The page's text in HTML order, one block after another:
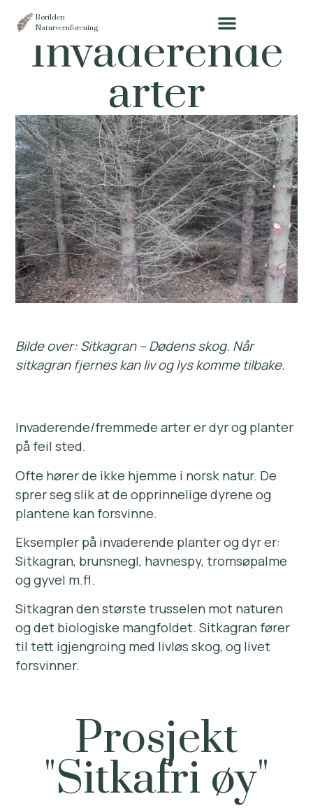
Børilden
Naturvernforening
Invaderende
arter
Bilde over: Sitkagran – Dødens skog. Når
sitkagran fjernes kan liv og lys komme tilbake.
Invaderende/fremmede arter er dyr og planter
på feil sted.
Ofte hører de ikke hjemme i norsk natur. De
sprer seg slik at de opprinnelige dyrene og
plantene kan forsvinne.
Eksempler på invaderende planter og dyr er:
Sitkagran, brunsnegl, havnespy, tromsøpalme
og gyvel m.fl.
Sitkagran den største trusselen mot naturen
og det biologiske mangfoldet. Sitkagran fører
til tett igjengroing med livløs skog, og livet
forsvinner.
Prosjekt
"Sitkafri øy"